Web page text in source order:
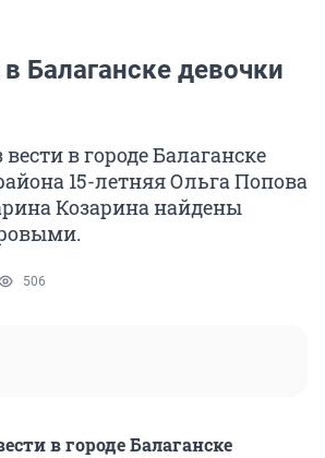
Балаганске девочки
в городе Балаганске
15-летняя Ольга Попова
Козарина найдены
506
в городе Балаганске